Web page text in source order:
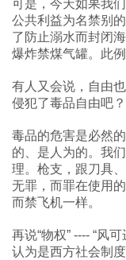
可是，今天如果我
公共利益为名禁别
了防止溺水而封闭
爆炸禁煤气罐。此例
有人又会说，自由
侵犯了毒品自由吧？
毒品的危害是必然
的、是人为的。我
理。枪支，跟刀具
无罪，而罪在使用
而禁飞机一样。
再说“物权” ---- “风
认为是西方社会制